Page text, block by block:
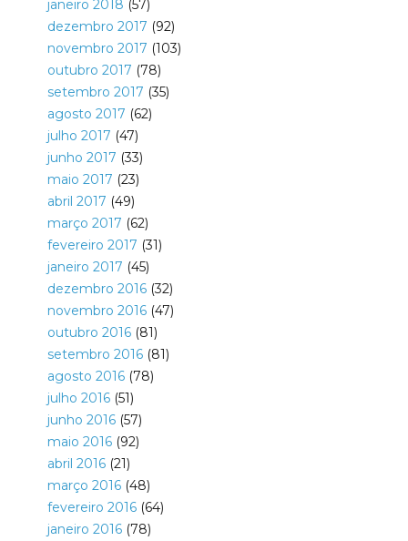
janeiro 2018 (57)
dezembro 2017 (92)
novembro 2017 (103)
outubro 2017 (78)
setembro 2017 (35)
agosto 2017 (62)
julho 2017 (47)
junho 2017 (33)
maio 2017 (23)
abril 2017 (49)
março 2017 (62)
fevereiro 2017 (31)
janeiro 2017 (45)
dezembro 2016(32)
novembro 2016(47)
outubro 2016(81)
setembro 2016(81)
agosto 2016(78)
julho 2016(51)
junho 2016(57)
maio 2016(92)
abril 2016(21)
março 2016(48)
fevereiro 2016(64)
janeiro 2016(78)